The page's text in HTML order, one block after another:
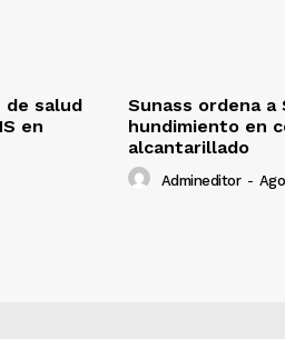
de salud
en
Sunass ordena a
hundimiento en
alcantarillado
Admineditor -